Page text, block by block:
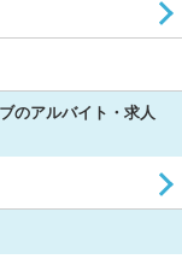
のアルバイト・求人